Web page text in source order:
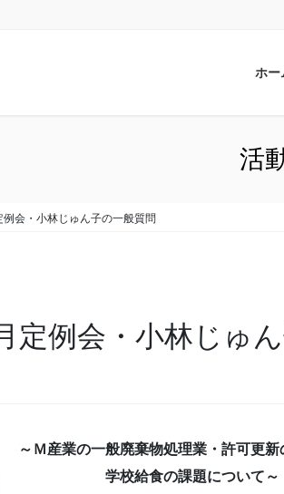
ホー
活
会・小林じゅん子の一般質問
定例会・小林じゅ
～Ｍ産業の一般廃棄物処理業・許可更新
学校給食の課題について～